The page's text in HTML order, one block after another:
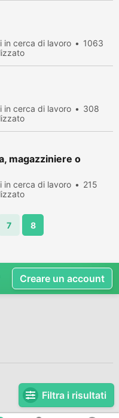
Filtra i risultati
in cerca di lavoro
1063
in cerca di lavoro
308
magazziniere o
in cerca di lavoro
215
7 8
Creare un account